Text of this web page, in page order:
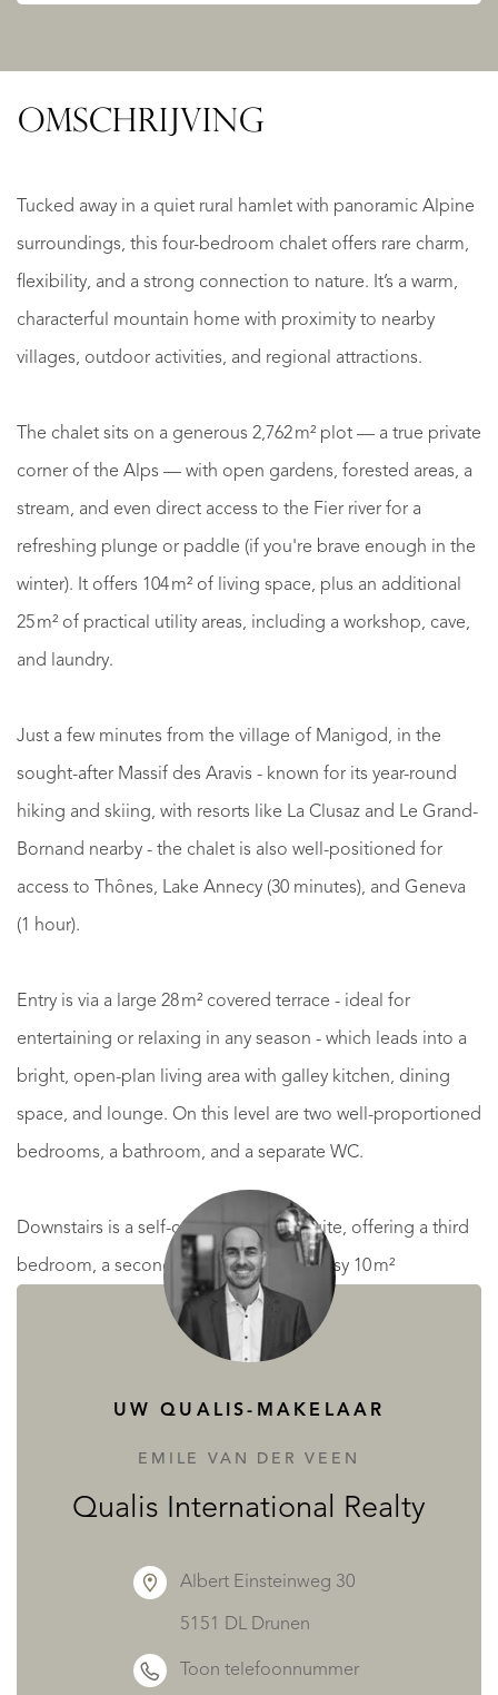
OMSCHRIJVING
Tucked away in a quiet rural hamlet with panoramic Alpine
surroundings, this four-bedroom chalet offers rare charm,
flexibility, and a strong connection to nature. It’s a warm,
characterful mountain home with proximity to nearby
villages, outdoor activities, and regional attractions.
The chalet sits on a generous 2,762 m² plot — a true private
corner of the Alps — with open gardens, forested areas, a
stream, and even direct access to the Fier river for a
refreshing plunge or paddle (if you're brave enough in the
winter). It offers 104 m² of living space, plus an additional
25 m² of practical utility areas, including a workshop, cave,
and laundry.
Just a few minutes from the village of Manigod, in the
sought-after Massif des Aravis - known for its year-round
hiking and skiing, with resorts like La Clusaz and Le Grand-
Bornand nearby - the chalet is also well-positioned for
access to Thônes, Lake Annecy (30 minutes), and Geneva
(1 hour).
Entry is via a large 28 m² covered terrace - ideal for
entertaining or relaxing in any season - which leads into a
bright, open-plan living area with galley kitchen, dining
space, and lounge. On this level are two well-proportioned
bedrooms, a bathroom, and a separate WC.
Downstairs is a self-contained guest suite, offering a third
bedroom, a second bathroom, and a cosy 10 m²
lounge/diner with kitchenette - perfect for visitors or rental
income. This level also houses the utility rooms: cave,
Just beside the main house, a traditional 15 m² mazot -
currently arranged as the fourth bedroom - comes with its
studio, or home office.
and privacy, or a second home to enjoy the Alpine lifestyle
UW QUALIS-MAKELAAR
EMILE VAN DER VEEN
Qualis International Realty
Albert Einsteinweg 30
5151 DL Drunen
Toon telefoonnummer